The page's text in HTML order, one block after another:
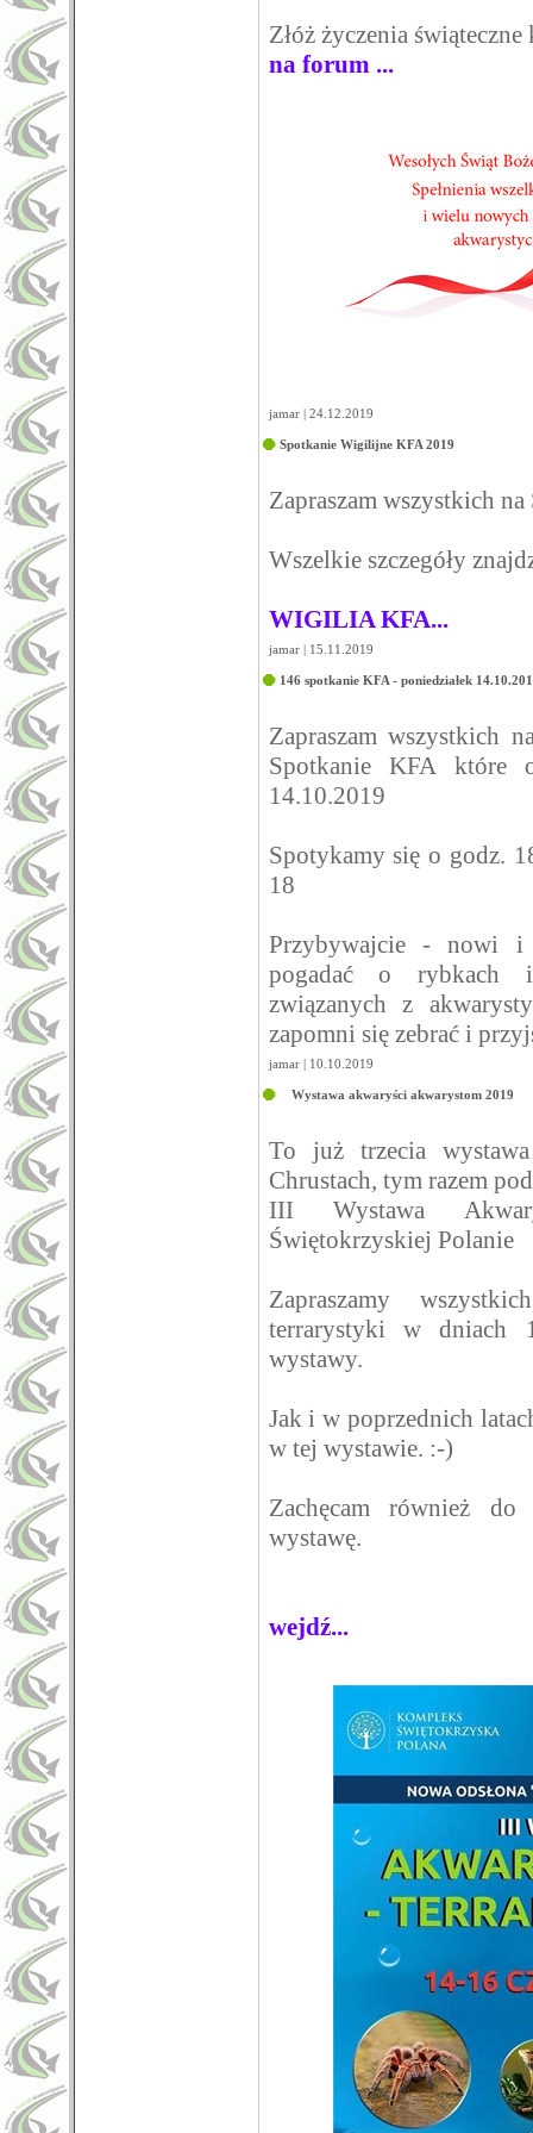
Złóż życzenia
na forum ...
jamar | 24.12.2019
Spotkanie Wigilijne KFA 2019
Zapraszam wszystkich
Wszelkie szczegóły
WIGILIA KFA...
jamar | 15.11.2019
146 spotkanie KFA - poniedziałek
Zapraszam wszystkich
Spotkanie KFA które
14.10.2019
Spotykamy się o godz.
18
Przybywajcie - nowi i
pogadać o rybkach
związanych z
zapomni się zebrać i
jamar | 10.10.2019
Wystawa akwaryści akwarystom 2019
To już trzecia
Chrustach, tym razem
III Wystawa
Świętokrzyskiej Polanie
Zapraszamy
terrarystyki w dniach
wystawy.
Jak i w poprzednich
w tej wystawie. :-)
Zachęcam również
wystawę.
wejdź...